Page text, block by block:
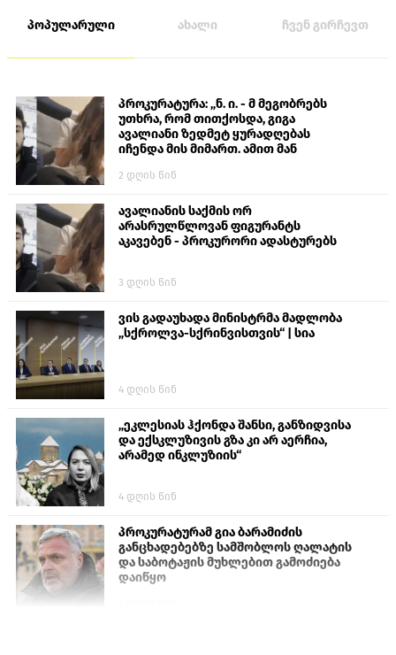
პოპულარული ახალი ჩვენ გირჩევთ
პროკურატურა: „ნ. ი. - მ მეგობრებს
უთხრა, რომ თითქოსდა, გიგა
ავალიანი ზედმეტ ყურადღებას
იჩენდა მის მიმართ. ამით მან
თავს დასხმოდა გიგა ავალიანს“
2 დღის წინ
ავალიანის საქმის ორ
არასრულწლოვან ფიგურანტს
აკავებენ - პროკურორი ადასტურებს
3 დღის წინ
ვის გადაუხადა მინისტრმა მადლობა
„სქროლვა-სქრინვისთვის“ | სია
4 დღის წინ
„ეკლესიას ჰქონდა შანსი, განზიდვისა
და ექსკლუზივის გზა კი არ აერჩია,
არამედ ინკლუზიის“
4 დღის წინ
პროკურატურამ გია ბარამიძის
განცხადებებზე სამშობლოს ღალატის
და საბოტაჟის მუხლებით გამოძიება
დაიწყო